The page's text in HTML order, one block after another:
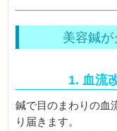
美容鍼
1. 血流
鍼で目のまわりの血
り届きます。